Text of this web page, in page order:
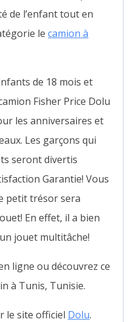
de l’enfant tout en
le camion à
de 18 mois et
Fisher Price Dolu
les anniversaires et
Les garçons qui
seront divertis
Garantie! Vous
petit trésor sera
En effet, il a bien
jouet multitâche!
ligne ou découvrez ce
à Tunis, Tunisie.
le site officiel Dolu.